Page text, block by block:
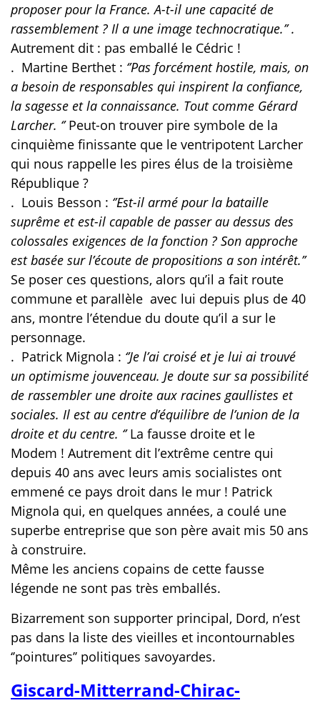
proposer pour la France. A-t-il une capacité de
rassemblement ? Il a une image technocratique.’’ .
Autrement dit : pas emballé le Cédric !
. Martine Berthet : ‘’Pas forcément hostile, mais, on
a besoin de responsables qui inspirent la confiance,
la sagesse et la connaissance. Tout comme Gérard
Larcher. ‘’Peut-on trouver pire symbole de la
cinquième finissante que le ventripotent Larcher
qui nous rappelle les pires élus de la troisième
République ?
. Louis Besson : ‘’Est-il armé pour la bataille
suprême et est-il capable de passer au dessus des
colossales exigences de la fonction ? Son approche
est basée sur l’écoute de propositions a son intérêt.’’
Se poser ces questions, alors qu’il a fait route
commune et parallèle avec lui depuis plus de 40
ans, montre l’étendue du doute qu’il a sur le
personnage.
. Patrick Mignola : ‘’Je l’ai croisé et je lui ai trouvé
un optimisme jouvenceau. Je doute sur sa possibilité
de rassembler une droite aux racines gaullistes et
sociales. Il est au centre d’équilibre de l’union de la
droite et du centre. ‘’La fausse droite et le
Modem ! Autrement dit l’extrême centre qui
depuis 40 ans avec leurs amis socialistes ont
emmené ce pays droit dans le mur ! Patrick
Mignola qui, en quelques années, a coulé une
superbe entreprise que son père avait mis 50 ans
à construire.
Même les anciens copains de cette fausse
légende ne sont pas très emballés.
Bizarrement son supporter principal, Dord, n’est
pas dans la liste des vieilles et incontournables
‘’pointures’’ politiques savoyardes.
Giscard-Mitterrand-Chirac-